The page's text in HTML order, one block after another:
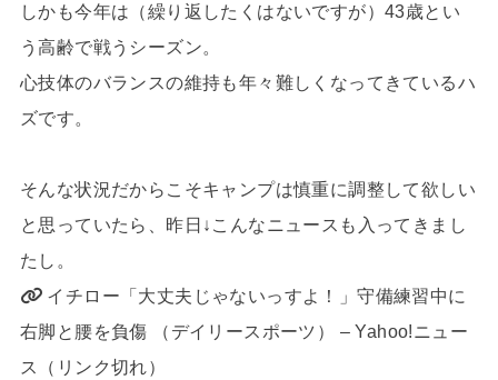
しかも今年は（繰り返したくはないですが）43歳とい
う高齢で戦うシーズン。
心技体のバランスの維持も年々難しくなってきているハ
ズです。
そんな状況だからこそキャンプは慎重に調整して欲しい
と思っていたら、昨日↓こんなニュースも入ってきまし
たし。
イチロー「大丈夫じゃないっすよ！」守備練習中に
右脚と腰を負傷 （デイリースポーツ） – Yahoo!ニュー
ス（リンク切れ）